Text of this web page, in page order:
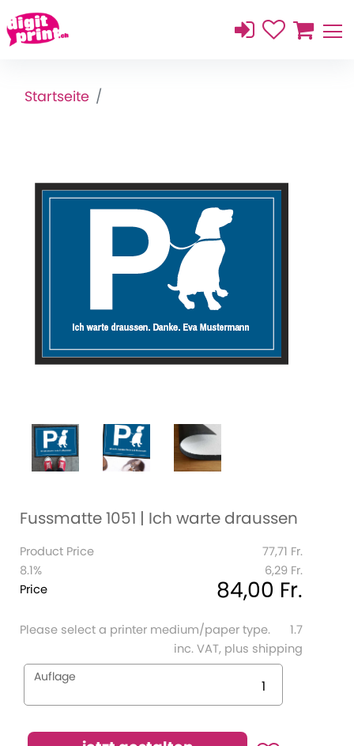
Startseite
Fussmatte 1051 | Ich warte draussen
Product Price
77,71 Fr.
8.1%
6,29 Fr.
Price
84,00 Fr.
Please select a printer medium/paper type.
1.7
inc. VAT, plus shipping
Auflage